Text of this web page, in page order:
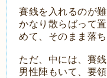
賽銭を入れるのが
かなり散らばって
めて、そのまま落
ただ、中には、賽
男性陣もいて、要